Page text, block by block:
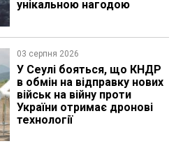
унікальною нагодою
03 серпня 2026
У Сеулі бояться, що КНДР
в обмін на відправку нових
військ на війну проти
України отримає дронові
технології